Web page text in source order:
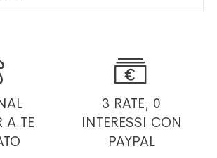
A TE

3 RATE, 0
INTERESSI CON
PAYPAL